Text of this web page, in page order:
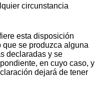
circunstancia
esta disposición
se produzca alguna
declaradas y se
en cuyo caso, y
dejará de tener